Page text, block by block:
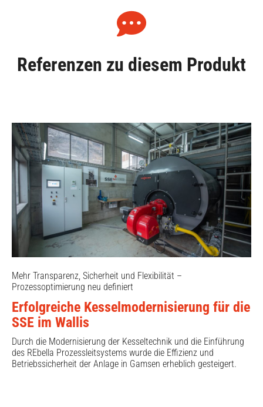
Referenzen zu diesem Produkt
Mehr Transparenz, Sicherheit und Flexibilität –
Prozessoptimierung neu definiert
Erfolgreiche Kesselmodernisierung für die
SSE im Wallis
Durch die Modernisierung der Kesseltechnik und die Einführung
des REbella Prozessleitsystems wurde die Effizienz und
Betriebssicherheit der Anlage in Gamsen erheblich gesteigert.